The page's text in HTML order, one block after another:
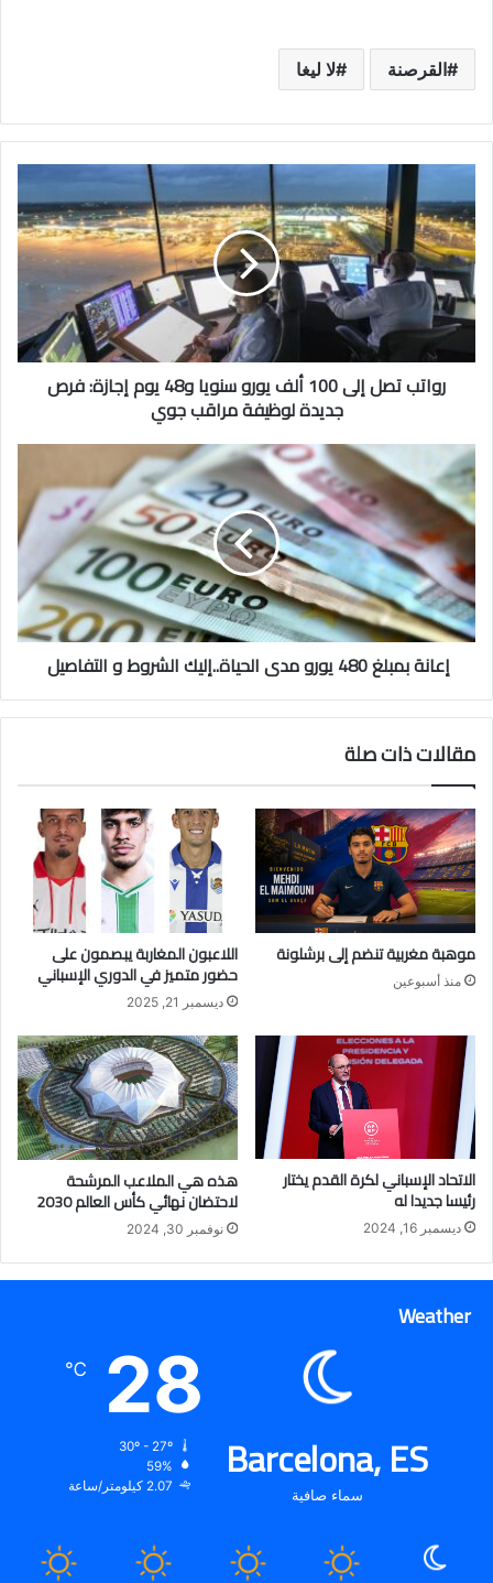
القرصنة لا ليغا
رواتب تصل إلى 100 ألف يورو سنويا و48 يوم إجازة: فرص
جديدة لوظيفة مراقب جوي
إعانة بمبلغ 480 يورو مدى الحياة..إليك الشروط و التفاصيل
مقالات ذات صلة
موهبة مغربية تنضم إلى برشلونة
منذ أسبوعين
اللاعبون المغاربة يبصمون على
حضور متميز في الدوري الإسباني
ديسمبر 21, 2025
الاتحاد الإسباني لكرة القدم يختار
رئيسا جديدا له
ديسمبر 16, 2024
هذه هي الملاعب المرشحة
لاحتضان نهائي كأس العالم 2030
نوفمبر 30, 2024
Weather
Barcelona, ES
سماء صافية
28
℃
59%
2.07 كيلومتر/ساعة